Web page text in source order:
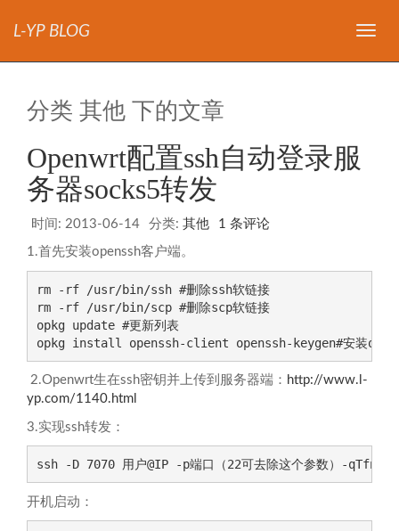
导
L-YP BLOG
分类 其他 下的文章
Openwrt配置ssh自动登录服
务器socks5转发
时间: 2013-06-14 分类: 其他 1 条评论
1.首先安装openssh客户端。
rm -rf /usr/bin/ssh #删除ssh软链接
rm -rf /usr/bin/scp #删除scp软链接
opkg update #更新列表
opkg install openssh-client openssh-keygen#安装
2.Openwrt生在ssh密钥并上传到服务器端： http://www.l-
yp.com/1140.html
3.实现ssh转发：
ssh -D 7070 用户@IP -p端口（22可去除这个参数）-qTfnN
开机启动：